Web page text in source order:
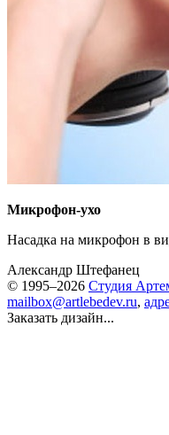
Микрофон-ухо
Насадка на микрофон в
Александр Штефанец
© 1995–2026 Студия
mailbox@artlebedev.ru,
Заказать дизайн...